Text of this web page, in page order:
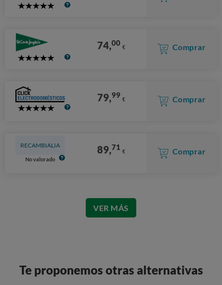
5
5
74,00 € Comprar
5
79,99 € Comprar
RECAMBIALIA
No valorado
89,71 € Comprar
VER MÁS
Te proponemos otras alternativas